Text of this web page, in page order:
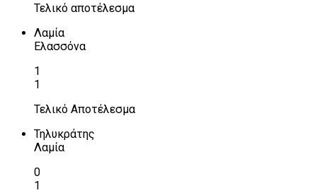
Τελικό αποτέλεσμα
Λαμία
Ελασσόνα
1
1
Τελικό Αποτέλεσμα
Τηλυκράτης
Λαμία
0
1